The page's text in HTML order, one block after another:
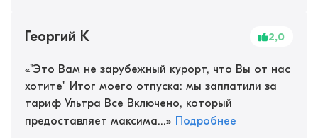
Георгий К 2,0
«"Это Вам не зарубежный курорт, что Вы от нас
хотите" Итог моего отпуска: мы заплатили за
тариф Ультра Все Включено, который
предоставляет максима...» Подробнее